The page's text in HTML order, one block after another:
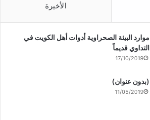
الأخيرة
موارد البيئة الصحراوية أدوات أهل الكويت في
التداوي قديماً
17/10/2019
(بدون عنوان)
11/05/2019